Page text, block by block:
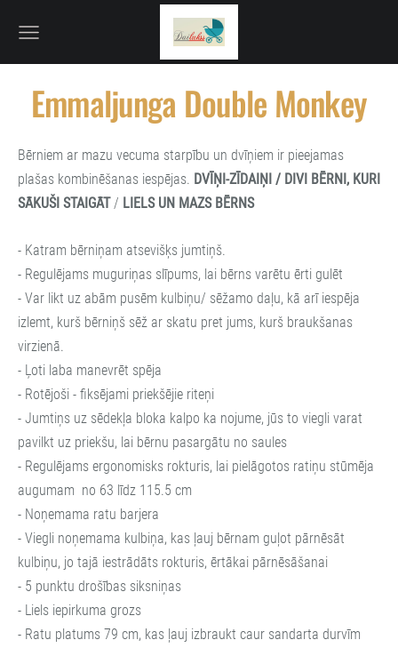
Emmaljunga Double Monkey
Bērniem ar mazu vecuma starpību un dvīņiem ir pieejamas
plašas kombinēšanas iespējas. DVĪŅI-ZĪDAIŅI / DIVI BĒRNI, KURI
SĀKUŠI STAIGĀT/ LIELS UN MAZS BĒRNS
- Katram bērniņam atsevišķs jumtiņš.
- Regulējams muguriņas slīpums, lai bērns varētu ērti gulēt
- Var likt uz abām pusēm kulbiņu/ sēžamo daļu, kā arī iespēja
izlemt, kurš bērniņš sēž ar skatu pret jums, kurš braukšanas
virzienā.
- Ļoti laba manevrēt spēja
- Rotējoši - fiksējami priekšējie riteņi
- Jumtiņs uz sēdekļa bloka kalpo ka nojume, jūs to viegli varat
pavilkt uz priekšu, lai bērnu pasargātu no saules
- Regulējams ergonomisks rokturis, lai pielāgotos ratiņu stūmēja
augumam no 63 līdz 115.5 cm
- Noņemama ratu barjera
- Viegli noņemama kulbiņa, kas ļauj bērnam guļot pārnēsāt
kulbiņu, jo tajā iestrādāts rokturis, ērtākai pārnēsāšanai
- 5 punktu drošības siksniņas
- Liels iepirkuma grozs
- Ratu platums 79 cm, kas ļauj izbraukt caur sandarta durvīm